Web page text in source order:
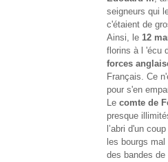
seigneurs qui
c'étaient de
Ainsi, le 12
florins à l 'écu
forces
Français. Ce
pour s'en
Le comte de
presque
l’abri d'un
les bourgs
des bandes